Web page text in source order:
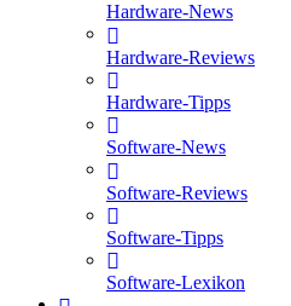
Hardware-News
Hardware-Reviews
Hardware-Tipps
Software-News
Software-Reviews
Software-Tipps
Software-Lexikon